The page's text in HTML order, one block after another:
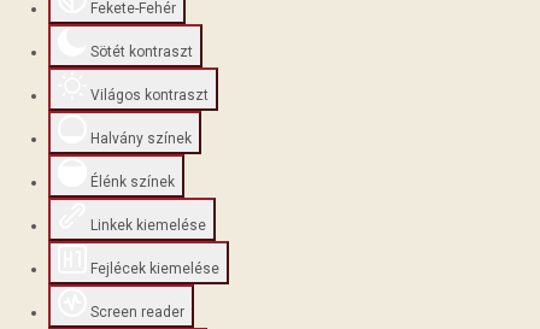
Fekete-Fehér
Sötét kontraszt
Világos kontraszt
Halvány színek
Élénk színek
Linkek kiemelése
Fejlécek kiemelése
Screen reader